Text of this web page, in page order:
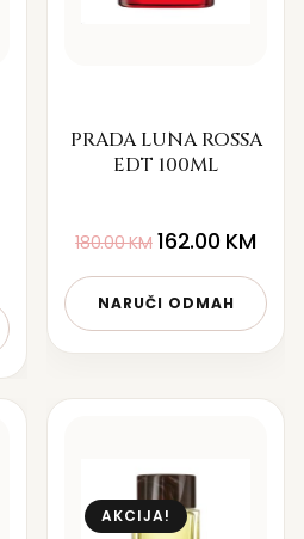
PRADA LUNA ROSSA
EDT 100ML
180.00KM 162.00 KM
NARUČI ODMAH
AKCIJA!